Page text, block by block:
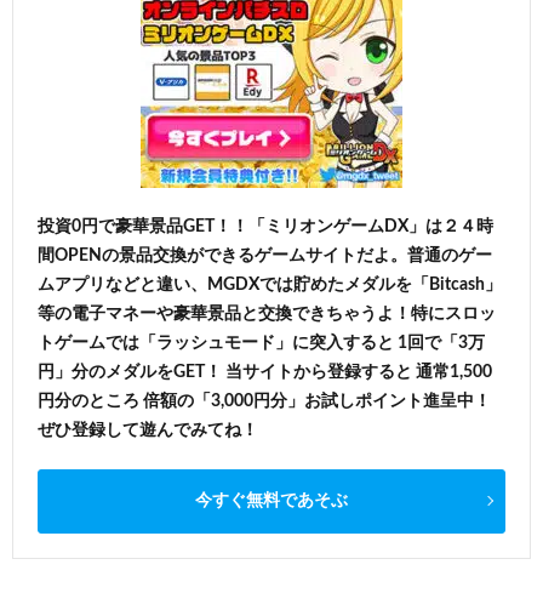
投資0円で豪華景品GET！！「ミリオンゲームDX」は２４時
間OPENの景品交換ができるゲームサイトだよ。普通のゲー
ムアプリなどと違い、MGDXでは貯めたメダルを「Bitcash」
等の電子マネーや豪華景品と交換できちゃうよ！特にスロッ
トゲームでは「ラッシュモード」に突入すると 1回で「3万
円」分のメダルをGET！ 当サイトから登録すると 通常1,500
円分のところ 倍額の「3,000円分」お試しポイント進呈中！
ぜひ登録して遊んでみてね！
今すぐ無料であそぶ